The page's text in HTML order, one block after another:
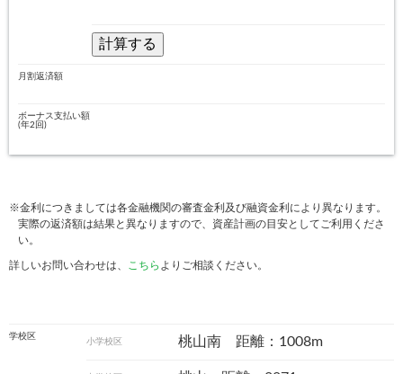
月割返済額
ボーナス支払い額
(年2回)
※金利につきましては各金融機関の審査金利及び融資金利により異なります。
実際の返済額は結果と異なりますので、資産計画の目安としてご利用くださ
い。
詳しいお問い合わせは、 こちら よりご相談ください。
学校区
小学校区 桃山南 距離：1008m